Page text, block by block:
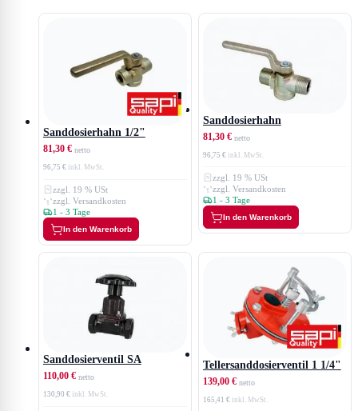
Strahlmitteldosierventilen von Sandstrahlen.biz!
Sanddosierhahn 1/2"
96,75 €
81,30 €
zzgl. 19 % USt
zzgl. Versandkosten
1 - 3 Tage
In den Warenkorb
Sanddosierhahn
96,75 €
81,30 €
zzgl. 19 % USt
zzgl. Versandkosten
1 - 3 Tage
In den Warenkorb
Sanddosierventil SA
130,90 €
110,00 €
Tellersanddosierventil 1 1/4"
165,41 €
139,00 €